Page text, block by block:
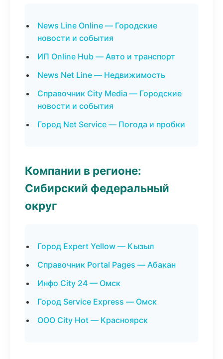
News Line Online — Городские
новости и события
ИП Online Hub — Авто и транспорт
News Net Line — Недвижимость
Справочник City Media — Городские
новости и события
Город Net Service — Погода и пробки
Компании в регионе:
Сибирский федеральный
округ
Город Expert Yellow — Кызыл
Справочник Portal Pages — Абакан
Инфо City 24 — Омск
Город Service Express — Омск
ООО City Hot — Красноярск